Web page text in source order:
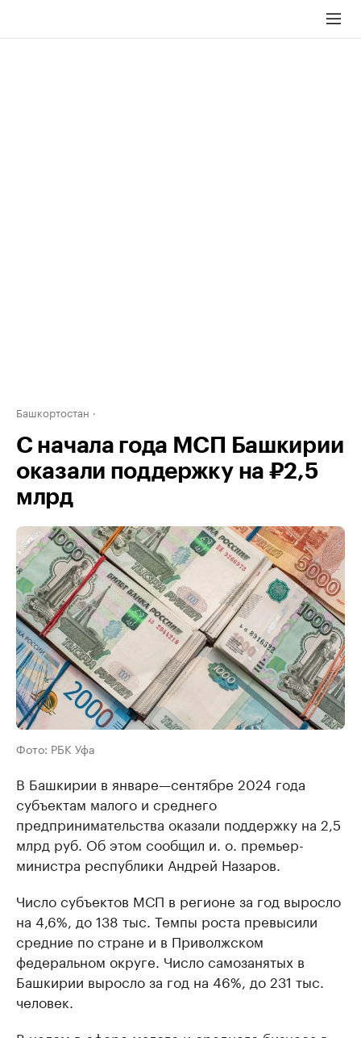
Башкортостан
С начала года МСП Башкирии
оказали поддержку на ₽2,5
млрд
Фото: РБК Уфа
В Башкирии в январе—сентябре 2024 года
субъектам малого и среднего
предпринимательства оказали поддержку на 2,5
млрд руб. Об этом сообщил и. о. премьер-
министра республики Андрей Назаров.
Число субъектов МСП в регионе за год выросло
на 4,6%, до 138 тыс. Темпы роста превысили
средние по стране и в Приволжском
федеральном округе. Число самозанятых в
Башкирии выросло за год на 46%, до 231 тыс.
человек.